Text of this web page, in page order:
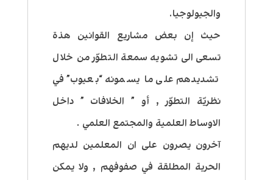
والجيولوجيا.
حيث إن بعض مشاريع القوانين هذة
تسعى الى تشويه سمعة التطوّر من خلال
تشديدهم على ما يسمونه “بعيوب” في
نظريّة التطوّر , أو ” الخلافات ” داخل
الاوساط العلمية والمجتمع العلمي .
آخرون يصرون على ان المعلمين لديهم
الحرية المطلقة في صفوفهم , ولا يمكن